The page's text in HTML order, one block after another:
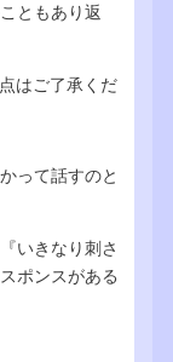
ともあり返
はご了承くだ
って話すのと
いきなり刺さ
ポンスがある